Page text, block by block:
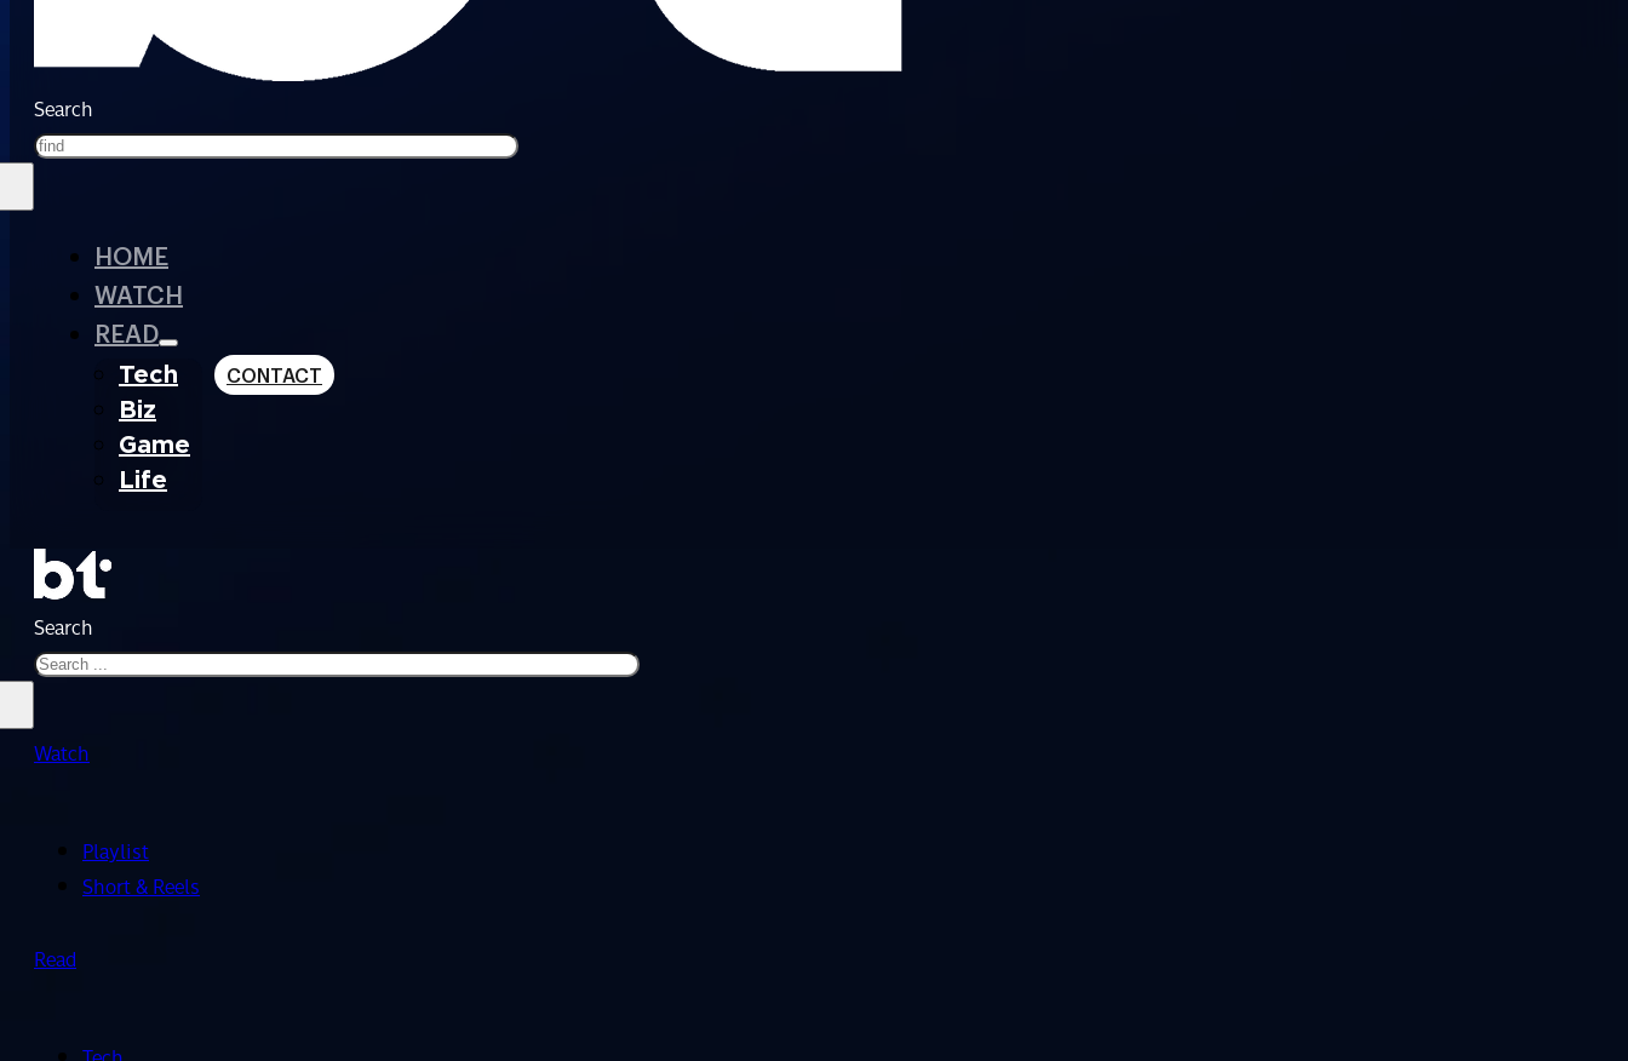
Search
HOME
WATCH
READ
Tech
Biz
Game
Life
CONTACT
Search
Watch
Playlist
Short & Reels
Read